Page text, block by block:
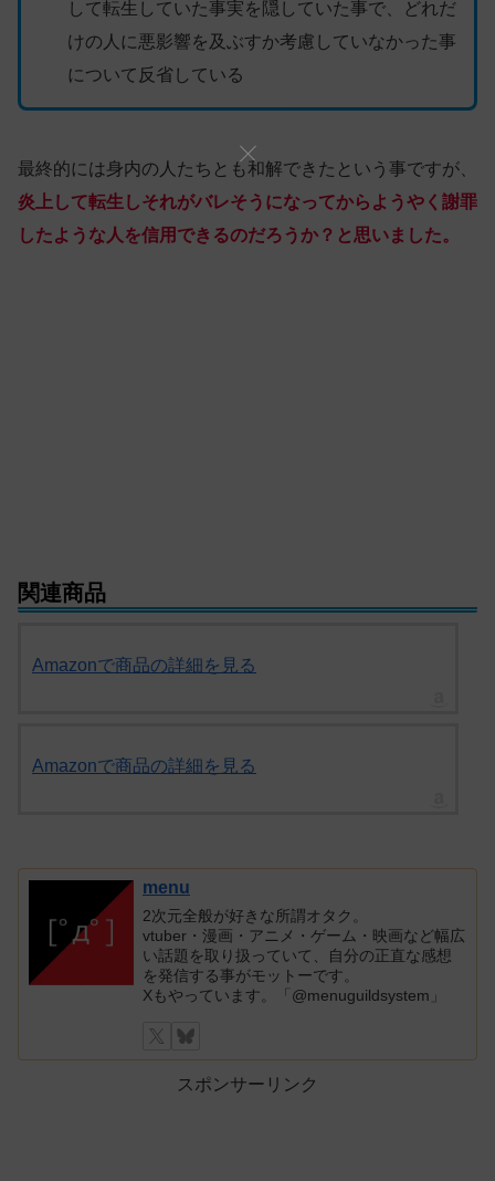
して転生していた事実を隠していた事で、どれだ
けの人に悪影響を及ぶすか考慮していなかった事
について反省している
最終的には身内の人たちとも和解できたという事ですが、
炎上して転生しそれがバレそうになってからようやく謝罪
したような人を信用できるのだろうか？と 思いました。
関連商品
Amazonで商品の詳細を見る
Amazonで商品の詳細を見る
menu
2次元全般が好きな所謂オタク。
vtuber・漫画・アニメ・ゲーム・映画など幅広
い話題を取り扱っていて、自分の正直な感想
を発信する事がモットーです。
Xもやっています。「@menuguildsystem」
スポンサーリンク